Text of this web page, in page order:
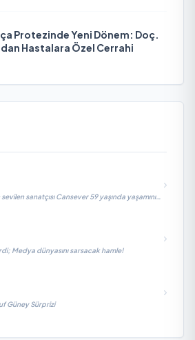
Protezinde Yeni Dönem: Doç.
Hastalara Özel Cerrahi
sanatçısı Cansever 59 yaşında yaşamını
Medya dünyasını sarsacak hamle!
Güney Sürprizi